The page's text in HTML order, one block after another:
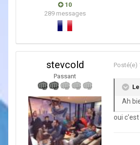
10
289 messages
stevcold
Passant
Posté(e)
Ah
oui